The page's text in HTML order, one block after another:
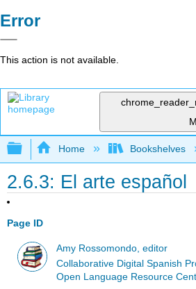
Error
This action is not available.
Expand/collapse global
Home Bookshelves
2.6.3: El arte español
Page ID
Amy Rossomondo, editor
Collaborative Digital Spanish
Open Language Resource